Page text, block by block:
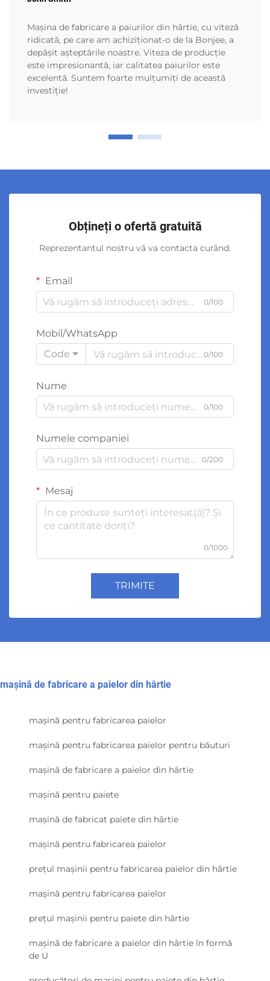
Mașina de fabricare a paiurilor din hârtie, cu viteză
ridicată, pe care am achiziționat-o de la Bonjee, a
depășit așteptările noastre. Viteza de producție
este impresionantă, iar calitatea paiurilor este
excelentă. Suntem foarte mulțumiți de această
investiție!
Obțineți o ofertă gratuită
Reprezentantul nostru vă va contacta curând.
Email
0/100
Mobil/WhatsApp
Code
0/100
Nume
0/100
Numele companiei
0/200
Mesaj
0/1000
TRIMITE
mașină de fabricare a paielor din hârtie
mașină pentru fabricarea paielor
mașină pentru fabricarea paielor pentru băuturi
mașină de fabricare a paielor din hârtie
mașină pentru paiete
mașină de fabricat paiete din hârtie
mașină pentru fabricarea paielor
prețul mașinii pentru fabricarea paielor din hârtie
mașină pentru fabricarea paielor
prețul mașinii pentru paiete din hârtie
mașină de fabricare a paielor din hârtie în formă
de U